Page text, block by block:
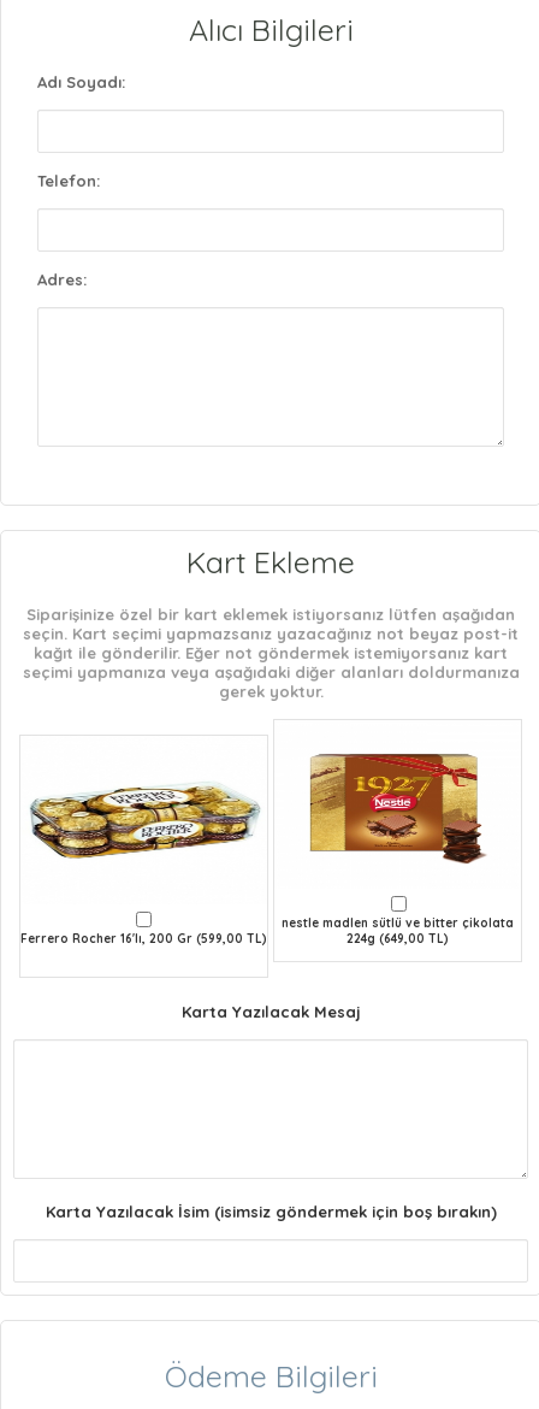
Alıcı Bilgileri
Adı Soyadı:
Telefon:
Adres:
Kart Ekleme
Siparişinize özel bir kart eklemek istiyorsanız lütfen aşağıdan
seçin. Kart seçimi yapmazsanız yazacağınız not beyaz post-it
kağıt ile gönderilir. Eğer not göndermek istemiyorsanız kart
seçimi yapmanıza veya aşağıdaki diğer alanları doldurmanıza
gerek yoktur.
Ferrero Rocher 16'lı, 200 Gr (599,00 TL)
nestle madlen sütlü ve bitter çikolata
224g (649,00 TL)
Karta Yazılacak Mesaj
Karta Yazılacak İsim (isimsiz göndermek için boş bırakın)
Ödeme Bilgileri